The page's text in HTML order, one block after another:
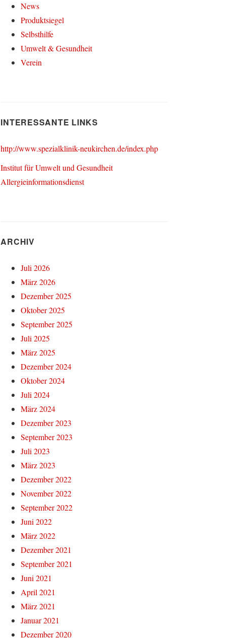
News
Produktsiegel
Selbsthilfe
Umwelt & Gesundheit
Verein
INTERESSANTE LINKS
http://www.spezialklinik-neukirchen.de/index.php
Institut für Umwelt und Gesundheit
Allergieinformationsdienst
ARCHIV
Juli 2026
März 2026
Dezember 2025
Oktober 2025
September 2025
Juli 2025
März 2025
Dezember 2024
Oktober 2024
Juli 2024
März 2024
Dezember 2023
September 2023
Juli 2023
März 2023
Dezember 2022
November 2022
September 2022
Juni 2022
März 2022
Dezember 2021
September 2021
Juni 2021
April 2021
März 2021
Januar 2021
Dezember 2020